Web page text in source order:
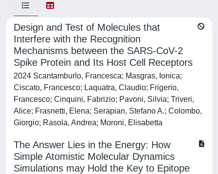
Design and Test of Molecules that
Interfere with the Recognition
Mechanisms between the SARS-CoV-2
Spike Protein and Its Host Cell Receptors
2024 Scantamburlo, Francesca; Masgras, Ionica;
Ciscato, Francesco; Laquatra, Claudio; Frigerio,
Francesco; Cinquini, Fabrizio; Pavoni, Silvia; Triveri,
Alice; Frasnetti, Elena; Serapian, Stefano A.; Colombo,
Giorgio; Rasola, Andrea; Moroni, Elisabetta
The Answer Lies in the Energy: How
Simple Atomistic Molecular Dynamics
Simulations may Hold the Key to Epitope